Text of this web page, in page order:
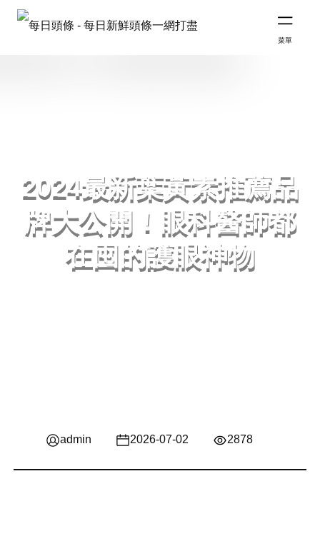
2024最新葉黃素推薦品
牌大公開！眼科醫師都
在囤的護眼神物
admin 2026-07-02 2878
菜單